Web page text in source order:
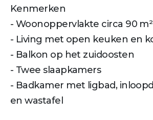
Kenmerken
- Woonoppervlakte circa 90 m²
- Living met open keuken en
- Balkon op het zuidoosten
- Twee slaapkamers
- Badkamer met ligbad,
en wastafel